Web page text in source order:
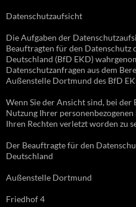
Datenschutzaufsicht
Die Aufgaben der
Beauftragten für den Datenschutz
Deutschland (BfD EKD)
Datenschutzanfragen aus dem
Außenstelle Dortmund des BfD
Wenn Sie der Ansicht sind, bei
Nutzung Ihrer
Ihren Rechten verletzt worden zu
Der Beauftragte für den
Deutschland
Außenstelle Dortmund
Friedhof 4